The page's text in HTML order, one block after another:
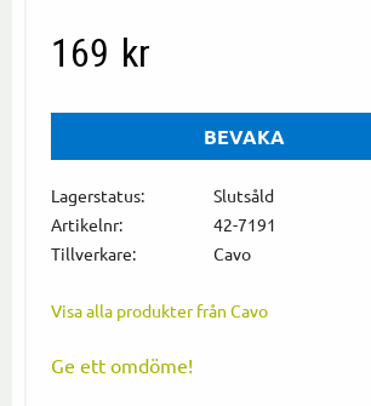
169 kr
BEVAKA
Lagerstatus
Slutsåld
Artikelnr
42-7191
Tillverkare
Cavo
Visa alla produkter från Cavo
Ge ett omdöme!